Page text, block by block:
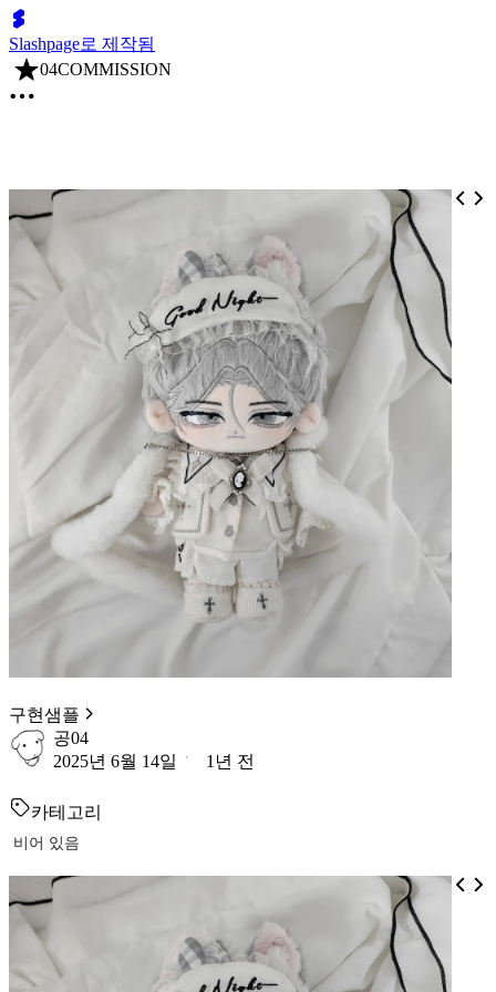
Slashpage로 제작됨
04COMMISSION
구현샘플
공04
2025년 6월 14일
1년 전
카테고리
비어 있음